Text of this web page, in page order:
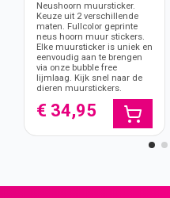
Neushoorn muursticker.
Keuze uit 2 verschillende
maten. Fullcolor geprinte
neus hoorn muur stickers.
Elke muursticker is uniek en
eenvoudig aan te brengen
via onze bubble free
lijmlaag. Kijk snel naar de
dieren muurstickers.
€ 34,95